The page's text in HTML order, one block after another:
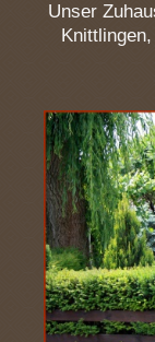
Unser
Knittlingen,